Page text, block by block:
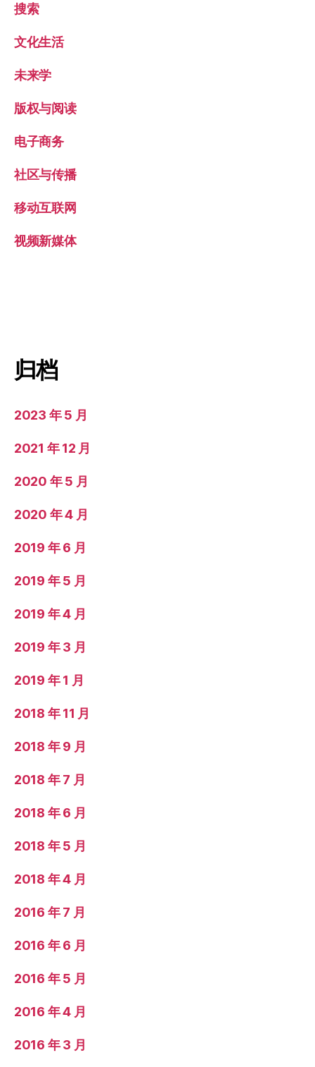
搜索
文化生活
未来学
版权与阅读
电子商务
社区与传播
移动互联网
视频新媒体
归档
2023 年 5 月
2021 年 12 月
2020 年 5 月
2020 年 4 月
2019 年 6 月
2019 年 5 月
2019 年 4 月
2019 年 3 月
2019 年 1 月
2018 年 11 月
2018 年 9 月
2018 年 7 月
2018 年 6 月
2018 年 5 月
2018 年 4 月
2016 年 7 月
2016 年 6 月
2016 年 5 月
2016 年 4 月
2016 年 3 月